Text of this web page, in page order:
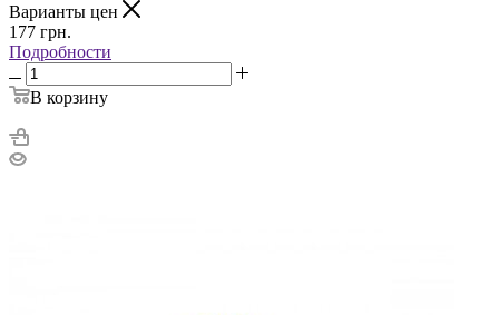
Варианты цен
177 грн.
Подробности
В корзину